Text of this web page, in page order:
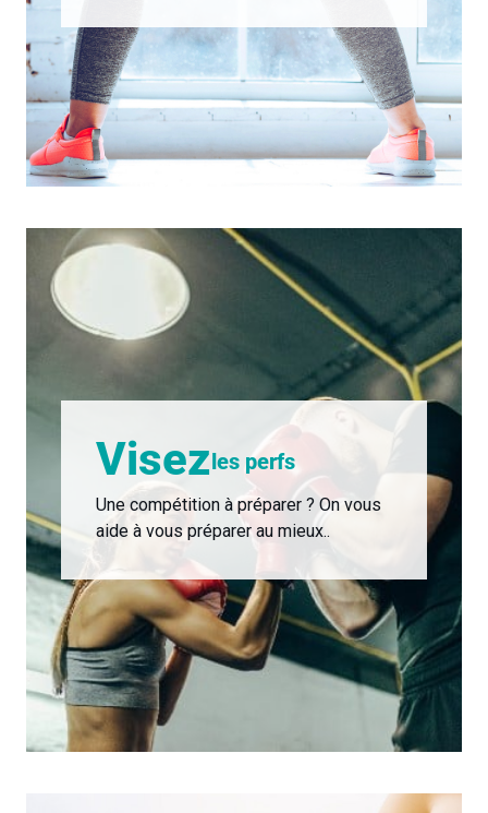
Visezles perfs
Une compétition à préparer ? On vous
aide à vous préparer au mieux..